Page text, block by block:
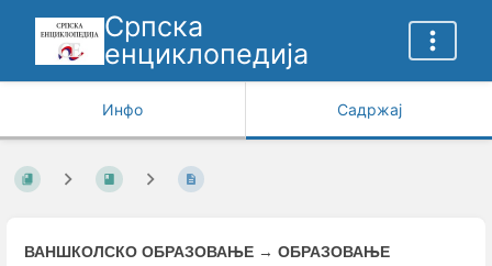
Српска
енциклопедија
Инфо Садржај
ВАНШКОЛСКО ОБРАЗОВАЊЕ → ОБРАЗОВАЊЕ